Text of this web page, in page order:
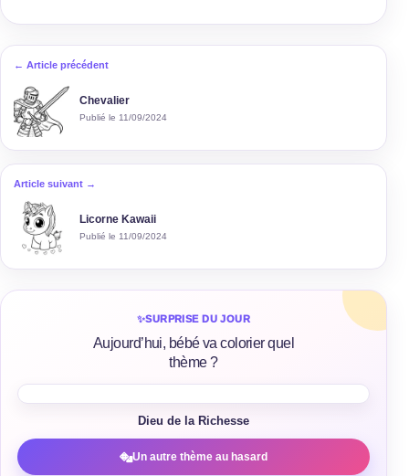
← Article précédent
Chevalier
Publié le 11/09/2024
Article suivant →
Licorne Kawaii
Publié le 11/09/2024
✨SURPRISE DU JOUR
Aujourd’hui, bébé va colorier quel
thème ?
Dieu de la Richesse
Un autre thème au hasard